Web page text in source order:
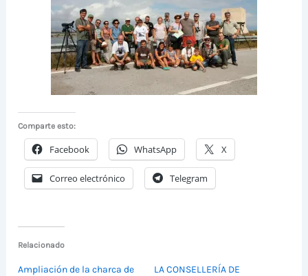
Comparte esto:
Facebook WhatsApp X
Correo electrónico Telegram
Relacionado
Ampliación de la charca de
LA CONSELLERÍA DE